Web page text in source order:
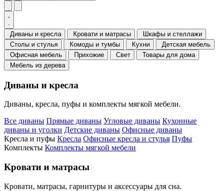
Диваны и кресла Кровати и матрасы
Шкафы и стеллажи
Столы и стулья
Комоды и тумбы Кухни
Детская мебель
Офисная мебель
Прихожие Свет
Товары для дома
Мебель из дерева
Диваны и кресла
Диваны, кресла, пуфы и комплекты мягкой мебели.
Все диваны Прямые диваны Угловые диваны Кухонные
диваны и уголки Детские диваны Офисные диваны
Кресла и пуфы Кресла Офисные кресла и стулья Пуфы
Комплекты Комплекты мягкой мебели
Кровати и матрасы
Кровати, матрасы, гарнитуры и аксессуары для сна.